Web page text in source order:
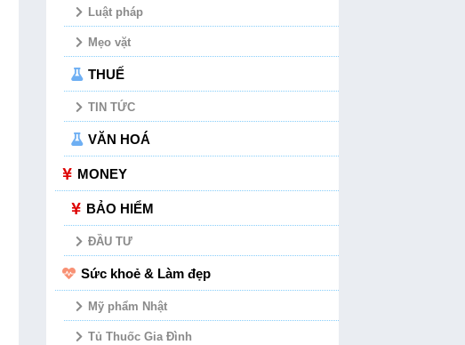
Luật pháp
Mẹo vặt
THUẾ
TIN TỨC
VĂN HOÁ
MONEY
BẢO HIỂM
ĐẦU TƯ
Sức khoẻ & Làm đẹp
Mỹ phẩm Nhật
Tủ Thuốc Gia Đình